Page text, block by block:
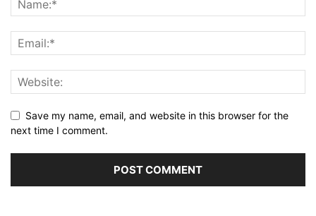
Save my name, email, and website in this browser for the
next time I comment.